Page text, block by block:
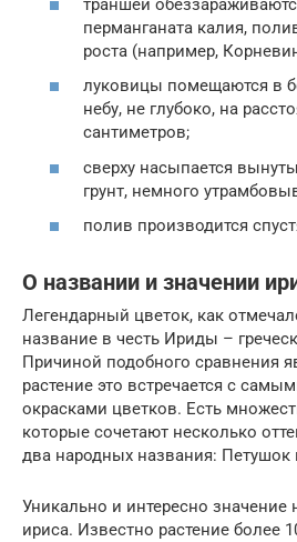
траншеи
перманганата калия,
роста (например,
луковицы помещаются в
небу, не глубоко, на
сантиметров;
сверху насыпается
грунт, немного
полив производится
О названии и значении
Легендарный цветок, как
название в честь Ириды –
Причиной подобного сравнения
растение это встречается с
окрасками цветков. Есть
которые сочетают несколько
два народных названия: Петушок
Уникально и интересно значение
ириса. Известно растение более